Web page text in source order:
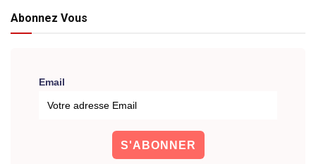
Abonnez Vous
Email